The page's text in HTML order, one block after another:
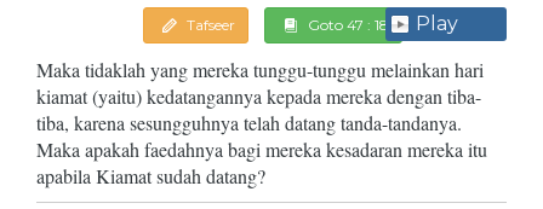
Tafseer Goto 47 : 18 Play
Maka tidaklah yang mereka tunggu-tunggu melainkan hari
kiamat (yaitu) kedatangannya kepada mereka dengan tiba-
tiba, karena sesungguhnya telah datang tanda-tandanya.
Maka apakah faedahnya bagi mereka kesadaran mereka itu
apabila Kiamat sudah datang?